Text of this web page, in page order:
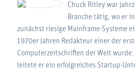
Chuck Ritley war
Branche tätig, wo er
zunächst riesige Mainframe-Systeme
1970er Jahren Redakteur einer der
Computerzeitschriften der Welt
leitete er ein erfolgreiches Startup-